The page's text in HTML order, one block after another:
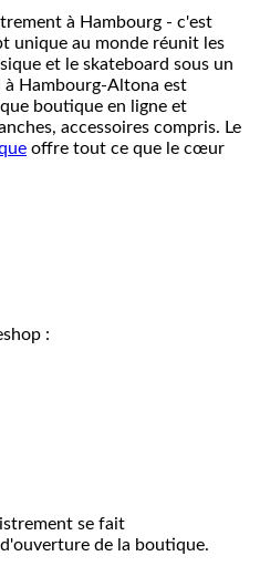
à Hambourg - c'est
unique au monde réunit les
et le skateboard sous un
à Hambourg-Altona est
boutique en ligne et
accessoires compris. Le
offre tout ce que le cœur
:
se fait
de la boutique.